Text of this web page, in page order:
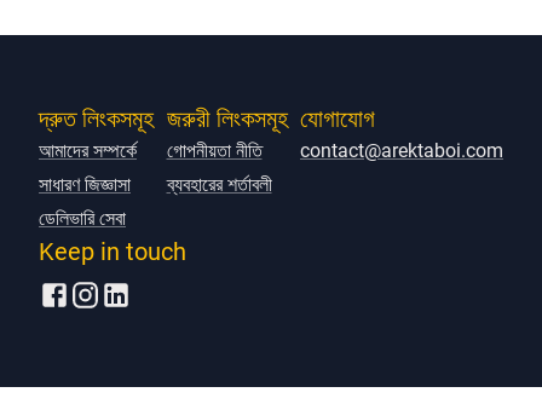
দ্রুত লিংকসমূহ
আমাদের সম্পর্কে
সাধারণ জিজ্ঞাসা
ডেলিভারি সেবা
জরুরী লিংকসমূহ
গোপনীয়তা নীতি
ব্যবহারের শর্তাবলী
যোগাযোগ
contact@arektaboi.com
Keep in touch